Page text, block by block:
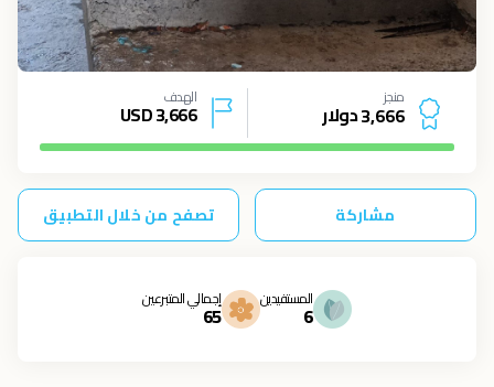
منجز
3,666 دولار
الهدف
3,666
USD
مشاركة تصفح من خلال التطبيق
المستفيدين
6
إجمالي المتبرعين
65